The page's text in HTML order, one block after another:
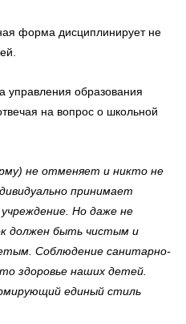
форма дисциплинирует не
управления образования
на вопрос о школьной
не отменяет и никто не
принимает
Но даже не
должен быть чистым и
Соблюдение санитарно-
здоровье наших детей.
единый стиль